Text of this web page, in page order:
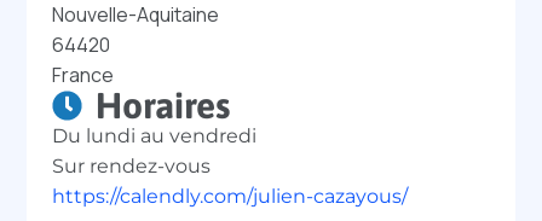
Nouvelle-Aquitaine
64420
France
Horaires
Du lundi au vendredi
Sur rendez-vous
https://calendly.com/julien-cazayous/